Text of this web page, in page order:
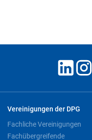
Vereinigungen der DPG
Fachliche Vereinigungen
Fachübergreifende